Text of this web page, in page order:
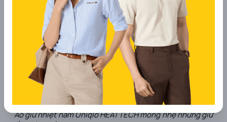
Áo giữ nhiệt nam Uniqlo HEATTECH mỏng nhẹ nhưng giữ